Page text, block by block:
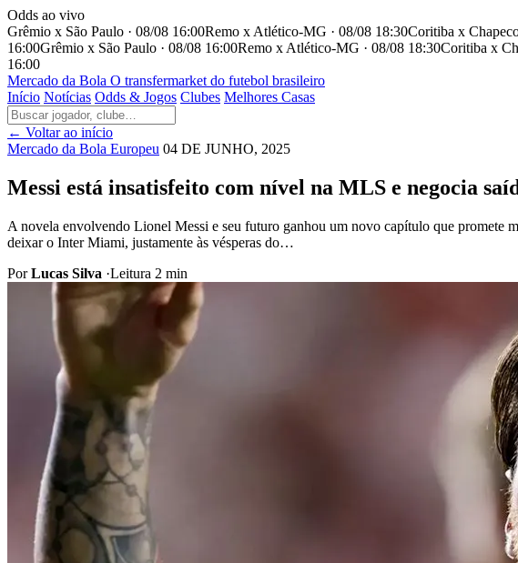
Odds ao vivo
Grêmio x São Paulo · 08/08 16:00Remo x Atlético-MG · 08/08 18:30Coritiba x
16:00Grêmio x São Paulo · 08/08 16:00Remo x Atlético-MG · 08/08 18:30Coritiba x
16:00
Mercado da Bola O transfermarket do futebol brasileiro
Início Notícias Odds & Jogos Clubes Melhores Casas
← Voltar ao início
Mercado da Bola Europeu 04 DE JUNHO, 2025
Messi está insatisfeito com nível na MLS e negocia
A novela envolvendo Lionel Messi e seu futuro ganhou um novo capítulo que promete
deixar o Inter Miami, justamente às vésperas do…
PorLucas Silva ·Leitura 2 min